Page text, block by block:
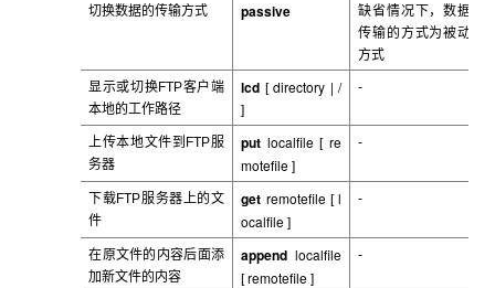
切换数据的传输方式 passive
缺省情况下，数据
传输的方式为被动
方式
显示或切换FTP客户端
本地的工作路径
lcd [directory | /
]
-
上传本地文件到FTP服
务器
put localfile[ re
motefile ]
-
下载FTP服务器上的文
件
get remotefile[ l
ocalfile ]
-
在原文件的内容后面添
加新文件的内容
append localfile
[remotefile ]
-